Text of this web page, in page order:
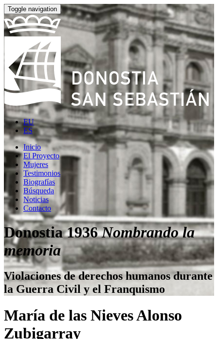
Toggle navigation
EU
ES
Inicio
El Proyecto
Mujeres
Testimonios
Biografías
Búsqueda
Noticias
Contacto
Donostia 1936Nombrando la
memoria
Violaciones de derechos humanos durante
la Guerra Civil y el Franquismo
María de las Nieves Alonso
Zubigarray